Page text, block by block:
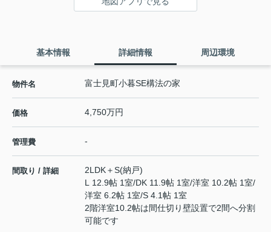
基本情報 詳細情報 周辺環境
物件名 富士見町小暮SE構法の家
価格 4,750万円
管理費 -
間取り / 詳細
2LDK＋S(納戸)
L 12.9帖 1室/DK 11.9帖 1室/洋室 10.2帖 1室/
洋室 6.2帖 1室/S 4.1帖 1室
2階洋室10.2帖は間仕切り壁設置で2間へ分割
可能です